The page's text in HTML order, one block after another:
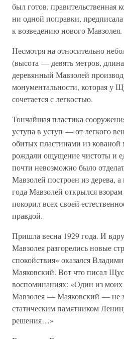
был готов, правительственная
ни одной поправки,
к возведению нового Мавзолея.
Несмотря на относительно
(высота — девять метров,
деревянный Мавзолей
монументальности, которая у
сочетается с легкостью.
Тончайшая пластика
уступа в уступ — от легкого
обитых пластинами из
рождали ощущение чистоты и
почти невозможно было
Мавзолей построен из дерева,
года Мавзолей открылся
покорил всех своей
правдой.
Пришла весна 1929 года. И
Мавзолея разгорелись новые
спокойствия» оказался
Маяковский. Вот что писал
воспоминаниях: «Один из
Мавзолея — Маяковский — не
статическим памятником
решения…»